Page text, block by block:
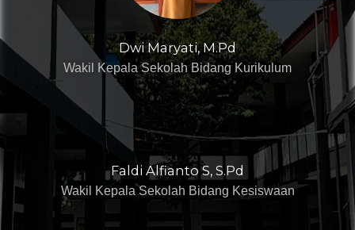
Dwi Maryati, M.Pd
Wakil Kepala Sekolah Bidang Kurikulum
Faldi Alfianto S, S.Pd
Wakil Kepala Sekolah Bidang Kesiswaan